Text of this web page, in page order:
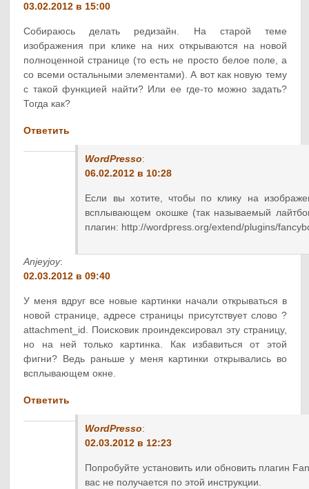
03.02.2012 в 15:00
Собираюсь делать редизайн. На старой теме
изображения при клике на них открываются на новой
полноценной странице (то есть не просто белое поле, а
со всеми остальными элементами). А вот как новую тему
с такой функцией найти? Или ее где-то можно задать?
Тогда как?
Ответить
WordPresso:
06.02.2012 в 10:28
Если вы хотите, чтобы по клику на
всплывающем окошке (так называемый
плагин: http://wordpress.org/extend/plugins/
Anjeyjoy:
02.03.2012 в 09:40
У меня вдруг все новые картинки начали открываться в
новой странице, адресе страницы присутствует слово ?
attachment_id. Поисковик проиндексировал эту страницу,
но на ней только картинка. Как избавиться от этой
фигни? Ведь раньше у меня картинки открывались во
всплывающем окне.
Ответить
WordPresso:
02.03.2012 в 12:23
Попробуйте установить или обновить плагин
вас не получается по этой инструкции.